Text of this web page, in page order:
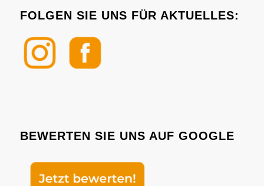
FOLGEN SIE UNS FÜR AKTUELLES:
BEWERTEN SIE UNS AUF GOOGLE